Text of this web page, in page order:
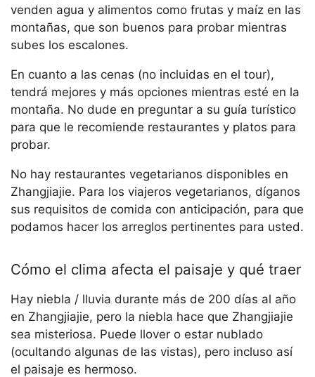
venden agua y alimentos como frutas y maíz en las
montañas, que son buenos para probar mientras
subes los escalones.
En cuanto a las cenas (no incluidas en el tour),
tendrá mejores y más opciones mientras esté en la
montaña. No dude en preguntar a su guía turístico
para que le recomiende restaurantes y platos para
probar.
No hay restaurantes vegetarianos disponibles en
Zhangjiajie. Para los viajeros vegetarianos, díganos
sus requisitos de comida con anticipación, para que
podamos hacer los arreglos pertinentes para usted.
Cómo el clima afecta el paisaje y qué traer
Hay niebla / lluvia durante más de 200 días al año
en Zhangjiajie, pero la niebla hace que Zhangjiajie
sea misteriosa. Puede llover o estar nublado
(ocultando algunas de las vistas), pero incluso así
el paisaje es hermoso.